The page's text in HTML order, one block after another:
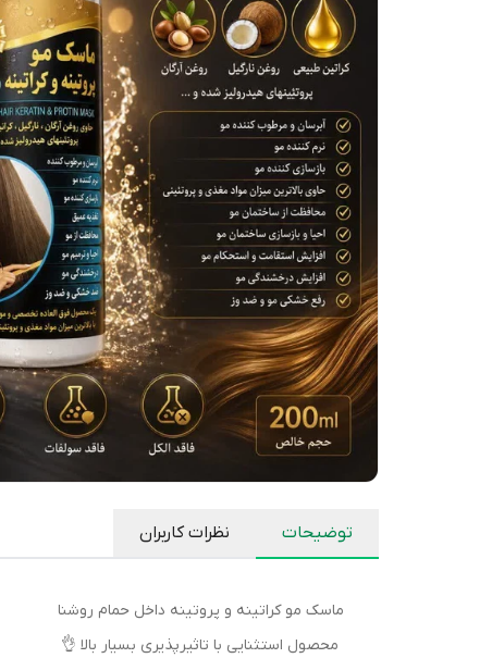
توضیحات نظرات کاربران
ماسک مو کراتینه و پروتینه داخل حمام روشنا
محصول استثنایی با تاثیرپذیری بسیار بالا 👌